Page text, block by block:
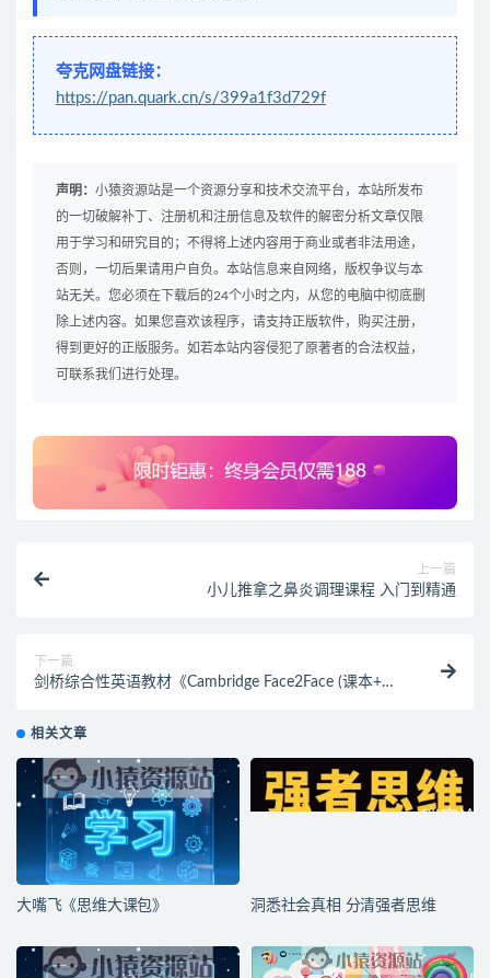
夸克网盘链接：
https://pan.quark.cn/s/399a1f3d729f
声明： 小猿资源站是一个资源分享和技术交流平台，本站所发布
的一切破解补丁、注册机和注册信息及软件的解密分析文章仅限
用于学习和研究目的；不得将上述内容用于商业或者非法用途，
否则，一切后果请用户自负。本站信息来自网络，版权争议与本
站无关。您必须在下载后的24个小时之内，从您的电脑中彻底删
除上述内容。如果您喜欢该程序，请支持正版软件，购买注册，
得到更好的正版服务。如若本站内容侵犯了原著者的合法权益，
可联系我们进行处理。
上一篇
小儿推拿之鼻炎调理课程 入门到精通
下一篇
剑桥综合性英语教材《Cambridge Face2Face (课本+练
相关文章
大嘴飞《思维大课包》 洞悉社会真相 分清强者思维